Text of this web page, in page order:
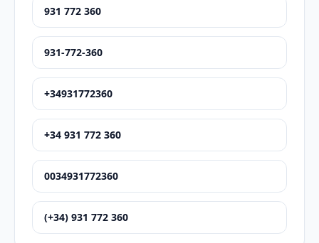
931 772 360
931-772-360
+34931772360
+34 931 772 360
0034931772360
(+34) 931 772 360